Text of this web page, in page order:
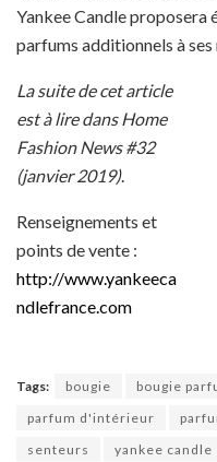
Yankee Candle proposera
parfums additionnels à
La suite de cet article
est à lire dans Home
Fashion News #32
(janvier 2019).
Renseignements et
points de vente :
http://www.yankeeca
ndlefrance.com
Tags: bougie bougie
parfum d'intérieur
senteurs
yankee candle